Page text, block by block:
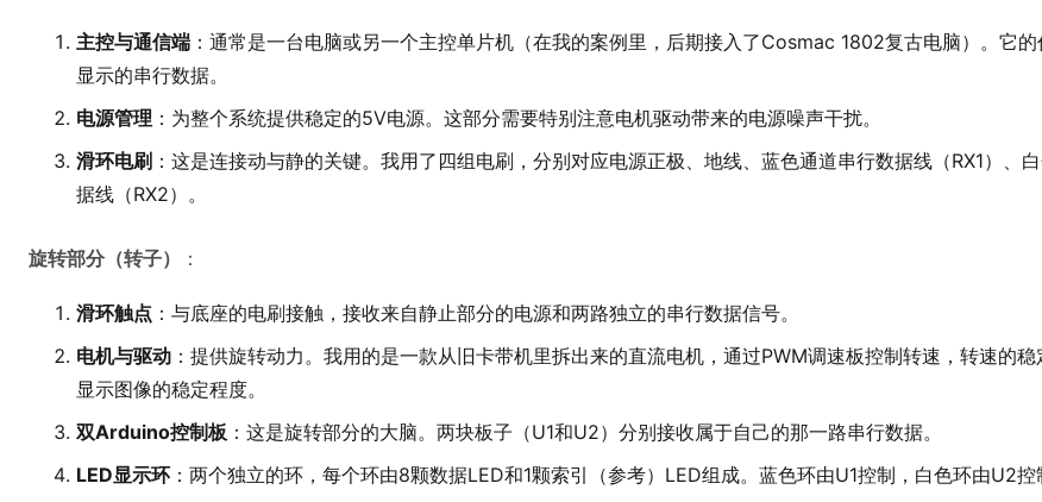
主控与通信端 ：通常是一台电脑或另一个主控单片机（在我的案例里，后期接入了Cosmac 1802复古电脑）。它
显示的串行数据。
电源管理 ：为整个系统提供稳定的5V电源。这部分需要特别注意电机驱动带来的电源噪声干扰。
滑环电刷 ：这是连接动与静的关键。我用了四组电刷，分别对应电源正极、地线、蓝色通道串行数据线（RX1）、
据线（RX2）。
旋转部分（转子） ：
滑环触点 ：与底座的电刷接触，接收来自静止部分的电源和两路独立的串行数据信号。
电机与驱动 ：提供旋转动力。我用的是一款从旧卡带机里拆出来的直流电机，通过PWM调速板控制转速，转速的稳
显示图像的稳定程度。
双Arduino控制板 ：这是旋转部分的大脑。两块板子（U1和U2）分别接收属于自己的那一路串行数据。
LED显示环：两个独立的环，每个环由8颗数据LED和1颗索引（参考）LED组成。蓝色环由U1控制，白色环由U2控